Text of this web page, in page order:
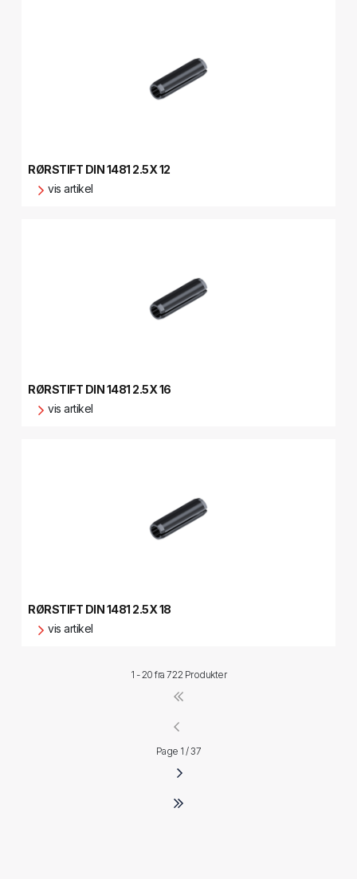
RØRSTIFT DIN 1481 2.5X 12
vis artikel
RØRSTIFT DIN 1481 2.5X 16
vis artikel
RØRSTIFT DIN 1481 2.5X 18
vis artikel
1 - 20 fra722 Produkter
Page 1 / 37